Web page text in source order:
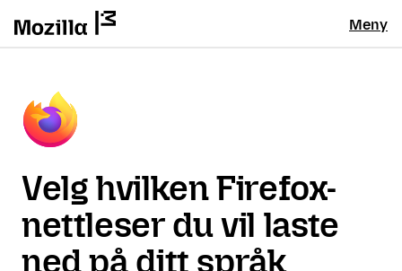
Meny
Velg hvilken Firefox-
nettleser du vil laste
ned på ditt språk